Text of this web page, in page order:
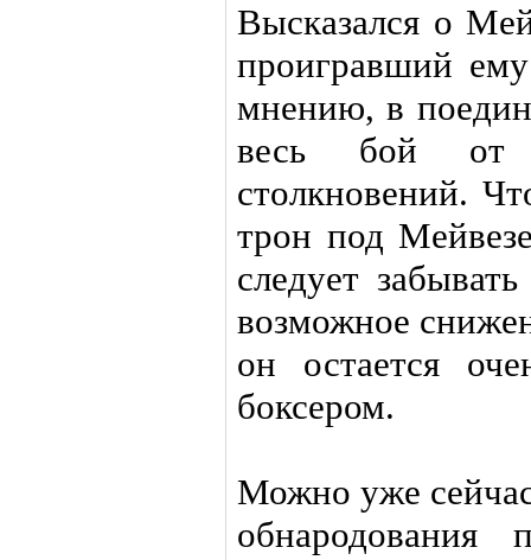
Высказался о
проигравший
мнению, в
весь бой от
столкновений.
трон под
следует
возможное
он остается
боксером.
Можно уже
обнародования